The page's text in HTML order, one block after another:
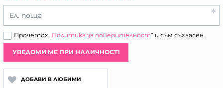
Ел. поща
Прочетох „Политика за поверителност“ и съм съгласен.
УВЕДОМИ МЕ ПРИ НАЛИЧНОСТ!
ДОБАВИ В ЛЮБИМИ